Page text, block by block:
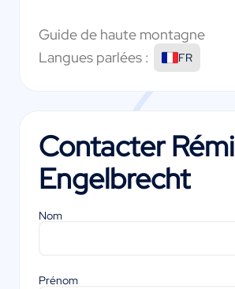
Guide de haute montagne
Langues parlées :
FR
ContacterRémi
Engelbrecht
Nom
Prénom